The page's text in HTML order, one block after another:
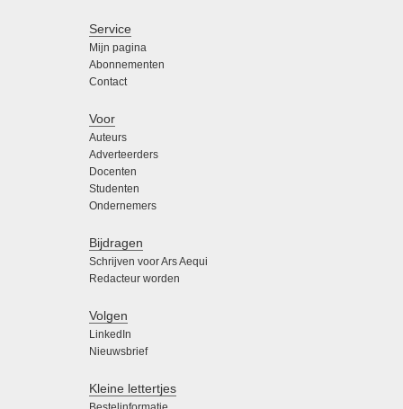
Service
Mijn pagina
Abonnementen
Contact
Voor
Auteurs
Adverteerders
Docenten
Studenten
Ondernemers
Bijdragen
Schrijven voor Ars Aequi
Redacteur worden
Volgen
LinkedIn
Nieuwsbrief
Kleine lettertjes